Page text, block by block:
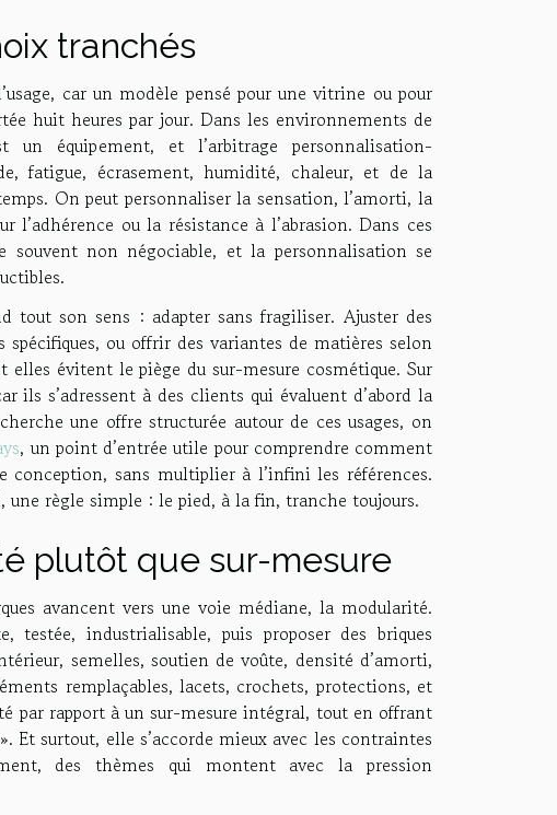
tranchés
car un modèle pensé pour une vitrine ou pour
huit heures par jour. Dans les environnements de
un équipement, et l’arbitrage personnalisation-
fatigue, écrasement, humidité, chaleur, et de la
On peut personnaliser la sensation, l’amorti, la
ou la résistance à l’abrasion. Dans ces
souvent non négociable, et la personnalisation se
tout son sens : adapter sans fragiliser. Ajuster des
ou offrir des variantes de matières selon
elles évitent le piège du sur-mesure cosmétique. Sur
ils s’adressent à des clients qui évaluent d’abord la
une offre structurée autour de ces usages, on
, un point d’entrée utile pour comprendre comment
sans multiplier à l’infini les références.
une règle simple : le pied, à la fin, tranche toujours.
plutôt que sur-mesure
avancent vers une voie médiane, la modularité.
testée, industrialisable, puis proposer des briques
semelles, soutien de voûte, densité d’amorti,
remplaçables, lacets, crochets, protections, et
par rapport à un sur-mesure intégral, tout en offrant
surtout, elle s’accorde mieux avec les contraintes
des thèmes qui montent avec la pression